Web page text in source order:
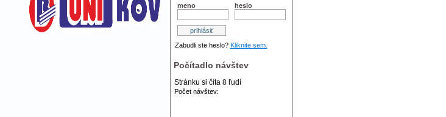
meno heslo
Zabudli ste heslo? Kliknite sem.
Počítadlo návštev
Stránku si číta 8ľudí
Počet návštev: